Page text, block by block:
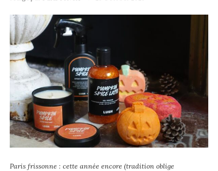
Paris frissonne : cette année encore (tradition oblige